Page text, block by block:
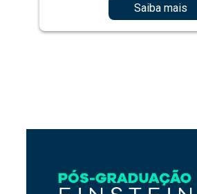
Saiba mais